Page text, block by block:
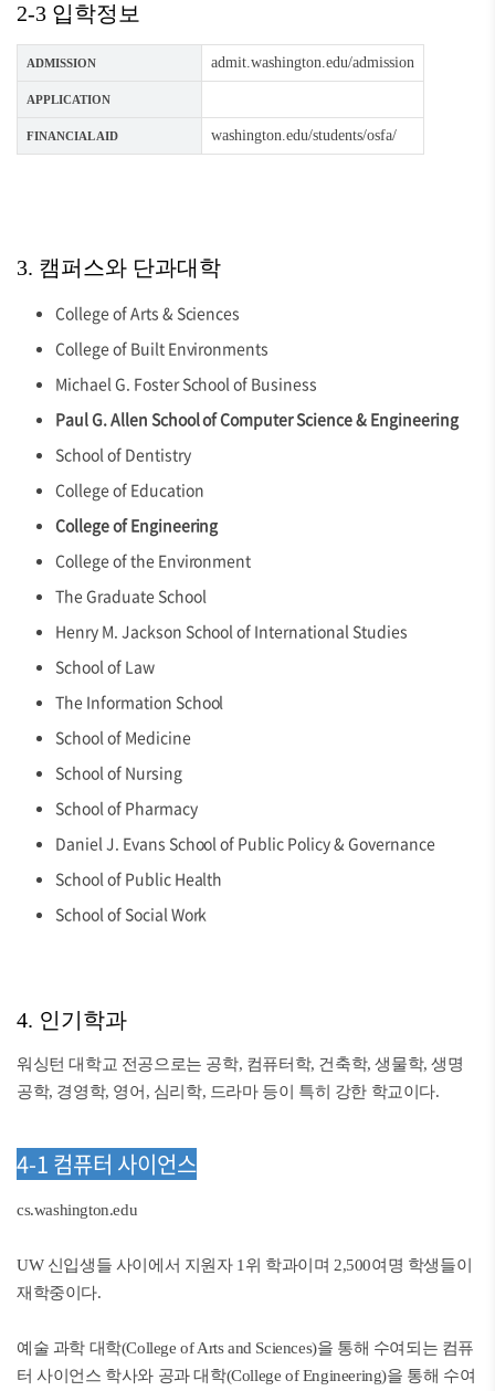
2-3 입학정보
ADMISSION admit.washington.edu/admission
APPLICATION
FINANCIAL AID washington.edu/students/osfa/
3. 캠퍼스와 단과대학
College of Arts & Sciences
College of Built Environments
Michael G. Foster School of Business
Paul G. Allen School of Computer Science & Engineering
School of Dentistry
College of Education
College of Engineering
College of the Environment
The Graduate School
Henry M. Jackson School of International Studies
School of Law
The Information School
School of Medicine
School of Nursing
School of Pharmacy
Daniel J. Evans School of Public Policy & Governance
School of Public Health
School of Social Work
4. 인기학과
워싱턴 대학교 전공으로는 공학, 컴퓨터학, 건축학, 생물학, 생명
공학, 경영학, 영어, 심리학, 드라마 등이 특히 강한 학교이다.
4-1 컴퓨터 사이언스
cs.washington.edu
UW 신입생들 사이에서 지원자 1위 학과이며 2,500여명 학생들이
재학중이다.
예술 과학 대학(College of Arts and Sciences)을 통해 수여되는 컴퓨
터 사이언스 학사와 공과 대학(College of Engineering)을 통해 수여